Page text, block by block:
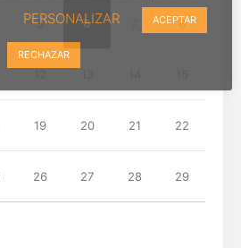
5 6 8
19 20 21 22
26 27 28 29
PERSONALIZAR ACEPTAR
RECHAZAR